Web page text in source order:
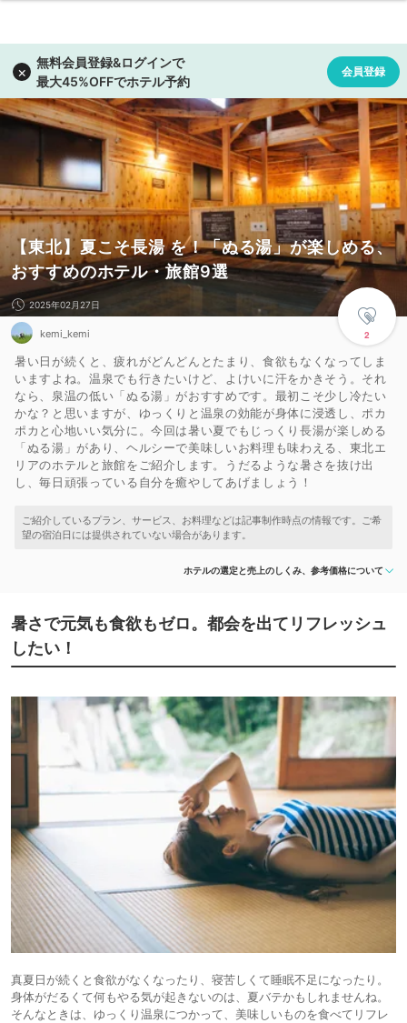
【東北】夏こそ長湯 を！「ぬる湯」が楽しめる、
おすすめのホテル・旅館9選
2
2025年02月27日
kemi_kemi
暑い日が続くと、疲れがどんどんとたまり、食欲もなくなってしま
いますよね。温泉でも行きたいけど、よけいに汗をかきそう。それ
なら、泉温の低い「ぬる湯」がおすすめです。最初こそ少し冷たい
かな？と思いますが、ゆっくりと温泉の効能が身体に浸透し、ポカ
ポカと心地いい気分に。今回は暑い夏でもじっくり長湯が楽しめる
「ぬる湯」があり、ヘルシーで美味しいお料理も味わえる、東北エ
リアのホテルと旅館をご紹介します。うだるような暑さを抜け出
し、毎日頑張っている自分を癒やしてあげましょう！
ホテルの選定と売上のしくみ、参考価格について
暑さで元気も食欲もゼロ。都会を出てリフレッシュ
したい！
真夏日が続くと食欲がなくなったり、寝苦しくて睡眠不足になったり。
身体がだるくて何もやる気が起きないのは、夏バテかもしれませんね。
そんなときは、ゆっくり温泉につかって、美味しいものを食べてリフレ